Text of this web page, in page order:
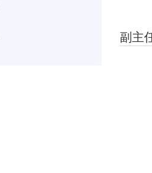
副主